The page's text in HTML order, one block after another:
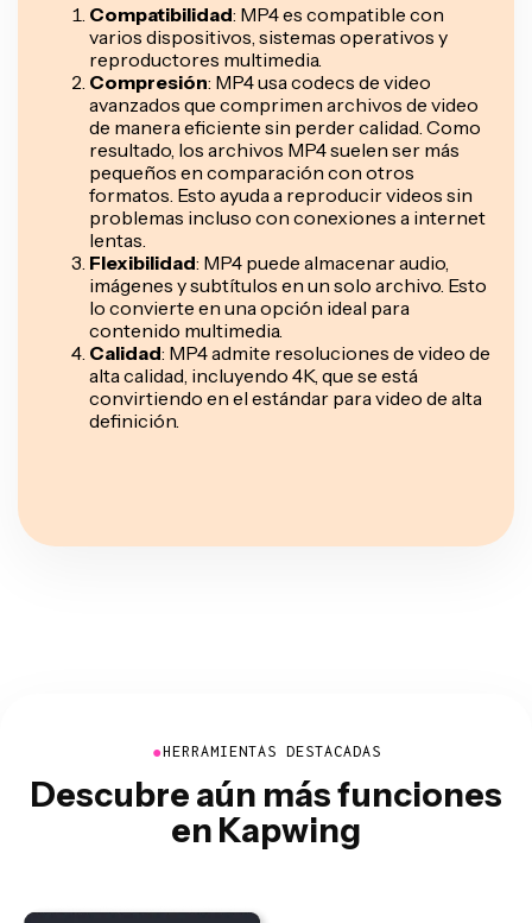
Compatibilidad: MP4 es compatible con
varios dispositivos, sistemas operativos y
reproductores multimedia.
Compresión: MP4 usa codecs de video
avanzados que comprimen archivos de video
de manera eficiente sin perder calidad. Como
resultado, los archivos MP4 suelen ser más
pequeños en comparación con otros
formatos. Esto ayuda a reproducir videos sin
problemas incluso con conexiones a internet
lentas.
Flexibilidad: MP4 puede almacenar audio,
imágenes y subtítulos en un solo archivo. Esto
lo convierte en una opción ideal para
contenido multimedia.
Calidad: MP4 admite resoluciones de video de
alta calidad, incluyendo 4K, que se está
convirtiendo en el estándar para video de alta
definición.
●HERRAMIENTAS DESTACADAS
Descubre aún más funciones
en Kapwing